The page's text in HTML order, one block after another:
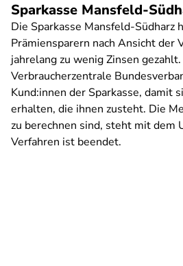
Sparkasse Mansfeld-
Die Sparkasse Mansfeld-Südharz
Prämiensparern nach Ansicht der
jahrelang zu wenig Zinsen
Verbraucherzentrale
Kund:innen der Sparkasse, damit
erhalten, die ihnen zusteht. Die
zu berechnen sind, steht mit dem
Verfahren ist beendet.